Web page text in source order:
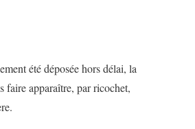
été déposée hors délai, la
faire apparaître, par ricochet,